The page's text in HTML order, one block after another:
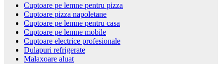
Cuptoare pe lemne pentru pizza
Cuptoare pizza napoletane
Cuptoare pe lemne pentru casa
Cuptoare pe lemne mobile
Cuptoare electrice profesionale
Dulapuri refrigerate
Malaxoare aluat